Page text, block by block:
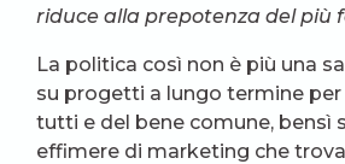
riduce alla prepotenza del più
La politica così non è più una
su progetti a lungo termine
tutti e del bene comune, bensì
effimere di marketing che